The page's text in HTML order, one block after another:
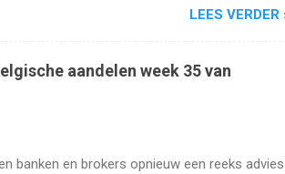
LEES VERDER
aandelen week 35 van
banken en brokers opnieuw een reeks